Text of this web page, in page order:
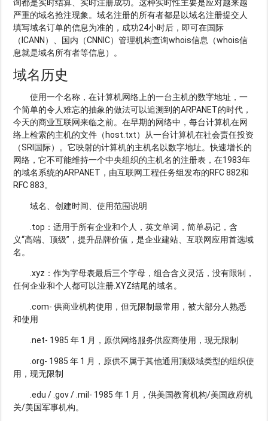
询都是实时结算、实时注册成功。这种实时性主要是应对越来越
严重的域名抢注现象。域名注册的所有者都是以域名注册提交人
填写域名订单的信息为准的，成功24小时后，即可在国际
（ICANN）、国内（CNNIC）管理机构查询whois信息（whois信
息就是域名所有者等信息）。
域名历史
使用一个名称，在计算机网络上的一台主机的数字地址，一
个简单的令人难忘的抽象的做法可以追溯到的ARPANET的时代，
今天的商业互联网来临之前。在早期的网络中，每台计算机在网
络上检索的主机的文件（host.txt）从一台计算机在社会责任投资
（SRI国际）。它映射的计算机的主机名以数字地址。快速增长的
网络，它不可能维持一个中央组织的主机名的注册表，在1983年
的域名系统的ARPANET，由互联网工程任务组发布的RFC 882和
RFC 883。
域名、创建时间、使用范围说明
.top：适用于所有企业和个人，英文单词，简单易记，含
义“高端、顶级”，提升品牌价值，是企业建站、互联网应用首选域
名。
.xyz：作为字母表最后三个字母，组合含义灵活，没有限制，
任何企业和个人都可以注册.XYZ结尾的域名。
.com- 供商业机构使用，但无限制最常用，被大部分人熟悉
和使用
.net- 1985 年 1 月，原供网络服务供应商使用，现无限制
.org- 1985 年 1 月，原供不属于其他通用顶级域类型的组织使
用，现无限制
.edu / .gov / .mil- 1985 年 1 月，供美国教育机构/美国政府机
关/美国军事机构。